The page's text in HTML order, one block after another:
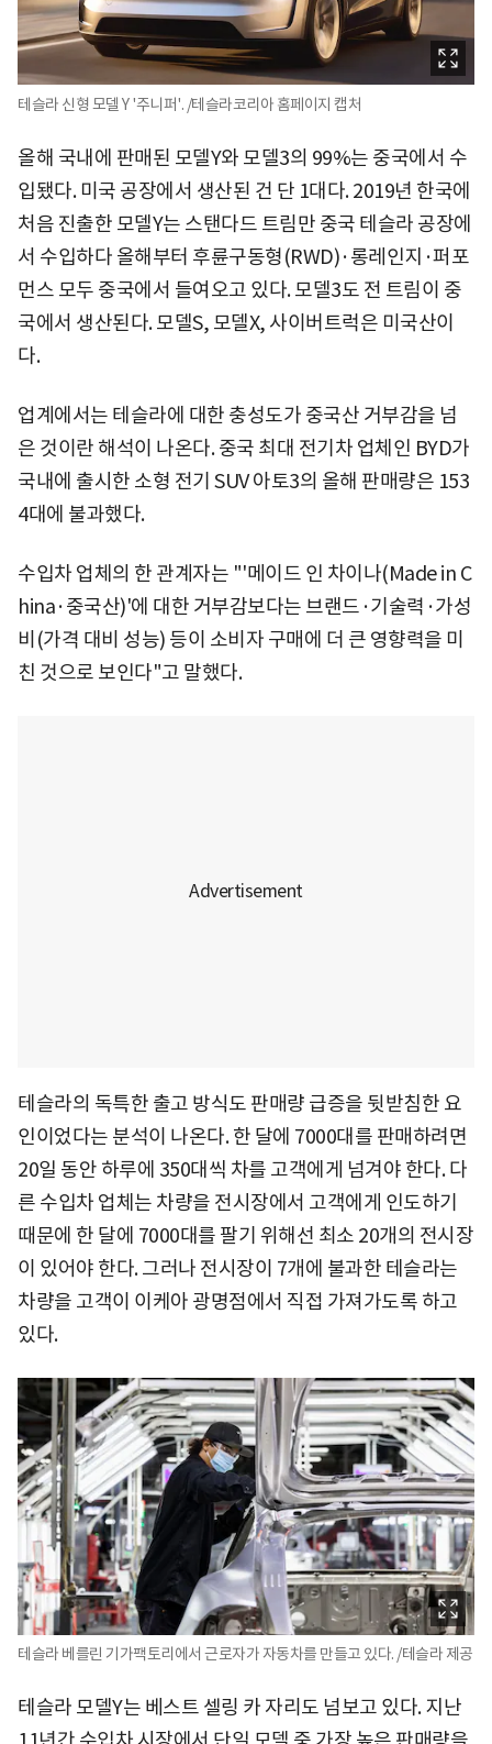
테슬라 신형 모델 Y '주니퍼'. /테슬라코리아 홈페이지 캡처
올해 국내에 판매된 모델Y와 모델3의 99%는 중국에서 수
입됐다. 미국 공장에서 생산된 건 단 1대다. 2019년 한국에
처음 진출한 모델Y는 스탠다드 트림만 중국 테슬라 공장에
서 수입하다 올해부터 후륜구동형(RWD)·롱레인지·퍼포
먼스 모두 중국에서 들여오고 있다. 모델3도 전 트림이 중
국에서 생산된다. 모델S, 모델X, 사이버트럭은 미국산이
다.
업계에서는 테슬라에 대한 충성도가 중국산 거부감을 넘
은 것이란 해석이 나온다. 중국 최대 전기차 업체인 BYD가
국내에 출시한 소형 전기 SUV 아토3의 올해 판매량은 153
4대에 불과했다.
수입차 업체의 한 관계자는 "'메이드 인 차이나(Made in C
hina·중국산)'에 대한 거부감보다는 브랜드·기술력·가성
비(가격 대비 성능) 등이 소비자 구매에 더 큰 영향력을 미
친 것으로 보인다"고 말했다.
테슬라의 독특한 출고 방식도 판매량 급증을 뒷받침한 요
인이었다는 분석이 나온다. 한 달에 7000대를 판매하려면
20일 동안 하루에 350대씩 차를 고객에게 넘겨야 한다. 다
른 수입차 업체는 차량을 전시장에서 고객에게 인도하기
때문에 한 달에 7000대를 팔기 위해선 최소 20개의 전시장
이 있어야 한다. 그러나 전시장이 7개에 불과한 테슬라는
차량을 고객이 이케아 광명점에서 직접 가져가도록 하고
있다.
테슬라 베를린 기가팩토리에서 근로자가 자동차를 만들고 있다. /테슬라 제공
테슬라 모델Y는 베스트 셀링 카 자리도 넘보고 있다. 지난